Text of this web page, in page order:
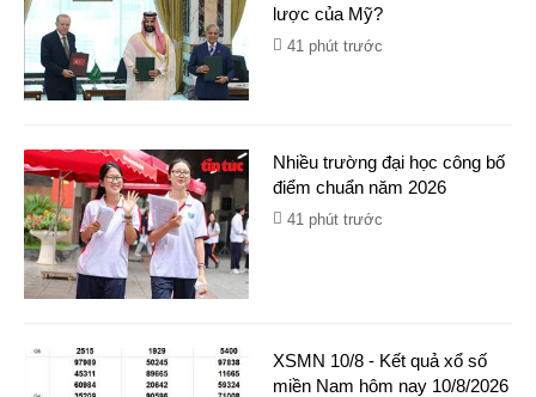
lược của Mỹ?
41 phút trước
Nhiều trường đại học công bố
điểm chuẩn năm 2026
41 phút trước
XSMN 10/8 - Kết quả xổ số
miền Nam hôm nay 10/8/2026